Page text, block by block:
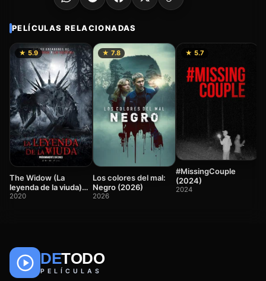
PELÍCULAS RELACIONADAS
★ 5.9
The Widow (La
leyenda de la viuda)
(2020)
2020
★ 7.8
Los colores del mal:
Negro (2026)
2026
★ 5.7
#MissingCouple
(2024)
2024
DETODO
PELÍCULAS
🎬
Películas